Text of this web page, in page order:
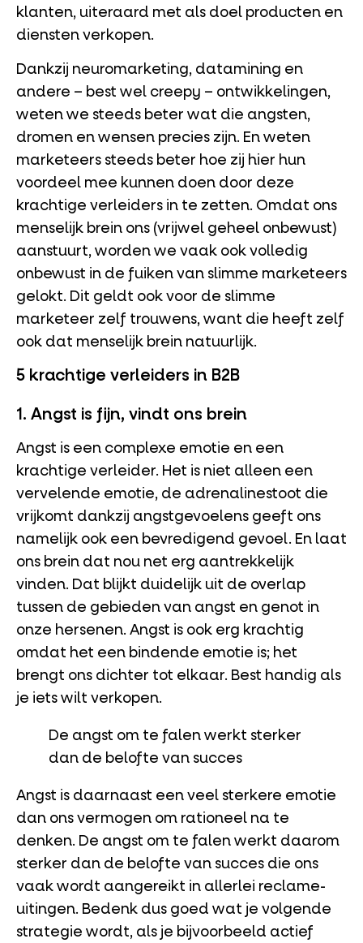
klanten, uiteraard met als doel producten en
diensten verkopen.
Dankzij neuromarketing, datamining en
andere – best wel creepy – ontwikkelingen,
weten we steeds beter wat die angsten,
dromen en wensen precies zijn. En weten
marketeers steeds beter hoe zij hier hun
voordeel mee kunnen doen door deze
krachtige verleiders in te zetten. Omdat ons
menselijk brein ons (vrijwel geheel onbewust)
aanstuurt, worden we vaak ook volledig
onbewust in de fuiken van slimme marketeers
gelokt. Dit geldt ook voor de slimme
marketeer zelf trouwens, want die heeft zelf
ook dat menselijk brein natuurlijk.
5 krachtige verleiders in B2B
1. Angst is fijn, vindt ons brein
Angst is een complexe emotie en een
krachtige verleider. Het is niet alleen een
vervelende emotie, de adrenalinestoot die
vrijkomt dankzij angstgevoelens geeft ons
namelijk ook een bevredigend gevoel. En laat
ons brein dat nou net erg aantrekkelijk
vinden. Dat blijkt duidelijk uit de overlap
tussen de gebieden van angst en genot in
onze hersenen. Angst is ook erg krachtig
omdat het een bindende emotie is; het
brengt ons dichter tot elkaar. Best handig als
je iets wilt verkopen.
De angst om te falen werkt sterker
dan de belofte van succes
Angst is daarnaast een veel sterkere emotie
dan ons vermogen om rationeel na te
denken. De angst om te falen werkt daarom
sterker dan de belofte van succes die ons
vaak wordt aangereikt in allerlei reclame-
uitingen. Bedenk dus goed wat je volgende
strategie wordt, als je bijvoorbeeld actief